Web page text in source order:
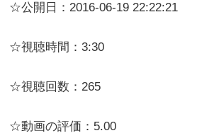
☆公開日：2016-06-19 22:22:21
☆視聴時間：3:30
☆視聴回数：265
☆動画の評価：5.00